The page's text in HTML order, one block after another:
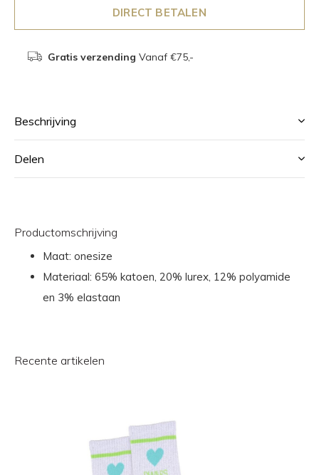
DIRECT BETALEN
Gratis verzending Vanaf €75,-
Beschrijving
Delen
Productomschrijving
Maat: onesize
Materiaal: 65% katoen, 20% lurex, 12% polyamide
en 3% elastaan
Recente artikelen